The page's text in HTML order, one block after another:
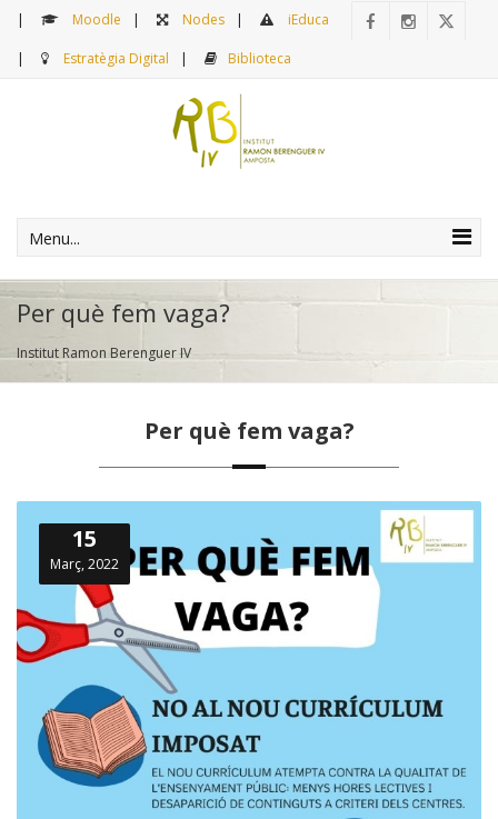
Moodle Nodes iEduca
Estratègia Digital Biblioteca
Menu...
Per què fem vaga?
Institut Ramon Berenguer IV
Per què fem vaga?
15
Març, 2022